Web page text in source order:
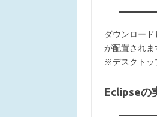
ダウンロー
が配置されま
※デスクトッ
Eclipseの